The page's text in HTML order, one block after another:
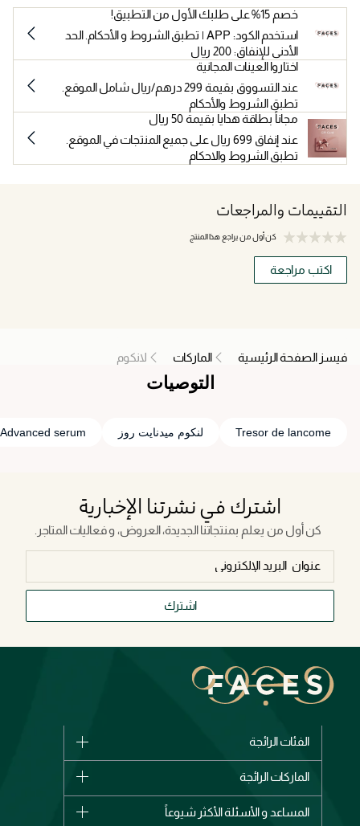
خصم 15% على طلبك الأول من التطبيق!
استخدم الكود: APP | تطبق الشروط و الأحكام. الحد
الأدنى للإنفاق: 200 ريال
اختاروا العينات المجانية
عند التسووق بقيمة 299 درهم/ريال شامل الموقع.
تطبق الشروط والأحكام
مجاناً بطاقة هدايا بقيمة 50 ريال
عند إنفاق 699 ريال على جميع المنتجات في الموقع.
تطبق الشروط والاحكام
التقييمات والمراجعات
كن أول من يراجع هذا المنتج
اكتب مراجعة
فيسز الصفحة الرئيسية الماركات لانكوم
التوصيات
Tresor de lancome لنكوم ميدنايت روز Advanced serum
اشترك في نشرتنا الإخبارية
كن أول من يعلم بمنتجاتنا الجديدة، العروض، و فعاليات المتاجر.
اشترك
الفئات الرائجة
الأكثر مبيعاً
الماركات الرائجة
المساعد و الأسئلة الأكثر شيوعاً